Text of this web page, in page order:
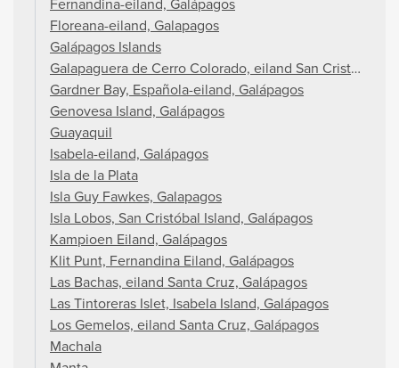
Fernandina-eiland, Galápagos
Floreana-eiland, Galapagos
Galápagos Islands
Galapaguera de Cerro Colorado, eiland San Cristóbal,
Gardner Bay, Española-eiland, Galápagos
Genovesa Island, Galápagos
Guayaquil
Isabela-eiland, Galápagos
Isla de la Plata
Isla Guy Fawkes, Galapagos
Isla Lobos, San Cristóbal Island, Galápagos
Kampioen Eiland, Galápagos
Klit Punt, Fernandina Eiland, Galápagos
Las Bachas, eiland Santa Cruz, Galápagos
Las Tintoreras Islet, Isabela Island, Galápagos
Los Gemelos, eiland Santa Cruz, Galápagos
Machala